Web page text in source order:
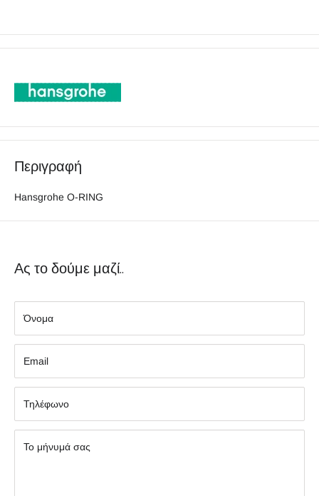
Περιγραφή
Hansgrohe O-RING
Ας το δούμε μαζί..
Όνομα
Εmail
Τηλέφωνο
Το μήνυμά σας